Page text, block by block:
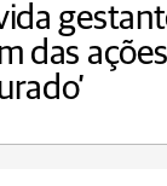
das